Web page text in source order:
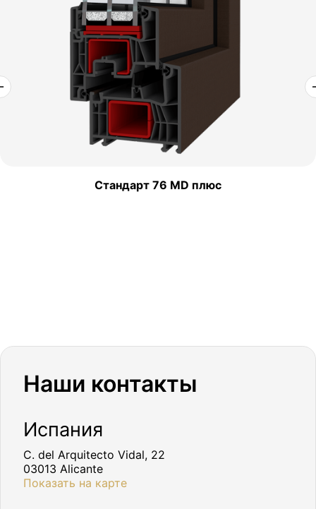
Стандарт 76 MD плюс
Наши контакты
Испания
C. del Arquitecto Vidal, 22
03013 Alicante
Показать на карте